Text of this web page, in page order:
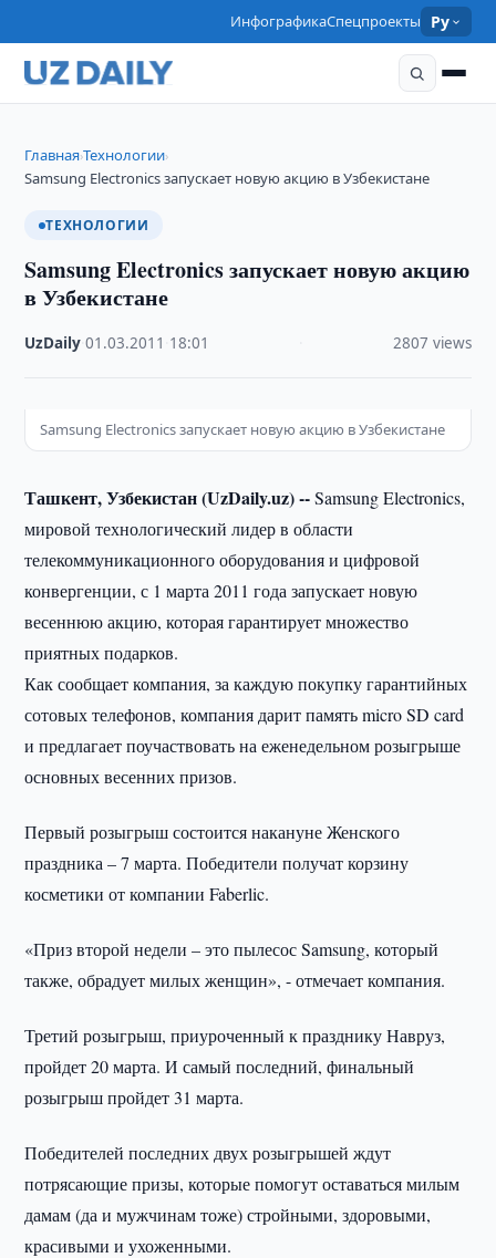
ИнфографикаСпецпроекты Ру
Главная›Технологии›
Samsung Electronics запускает новую акцию в Узбекистане
ТЕХНОЛОГИИ
Samsung Electronics запускает новую акцию
в Узбекистане
UzDaily ·01.03.2011 18:01 2807 views
Samsung Electronics запускает новую акцию в Узбекистане
Ташкент, Узбекистан (UzDaily.uz) --Samsung Electronics,
мировой технологический лидер в области
телекоммуникационного оборудования и цифровой
конвергенции, с 1 марта 2011 года запускает новую
весеннюю акцию, которая гарантирует множество
приятных подарков.
Как сообщает компания, за каждую покупку гарантийных
сотовых телефонов, компания дарит память micro SD card
и предлагает поучаствовать на еженедельном розыгрыше
основных весенних призов.
Первый розыгрыш состоится накануне Женского
праздника – 7 марта. Победители получат корзину
косметики от компании Faberlic.
«Приз второй недели – это пылесос Samsung, который
также, обрадует милых женщин», - отмечает компания.
Третий розыгрыш, приуроченный к празднику Навруз,
пройдет 20 марта. И самый последний, финальный
розыгрыш пройдет 31 марта.
Победителей последних двух розыгрышей ждут
потрясающие призы, которые помогут оставаться милым
дамам (да и мужчинам тоже) стройными, здоровыми,
красивыми и ухоженными.